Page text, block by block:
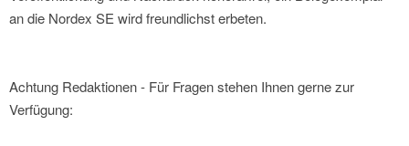
an die Nordex SE wird freundlichst erbeten.
Achtung Redaktionen - Für Fragen stehen Ihnen gerne zur
Verfügung: